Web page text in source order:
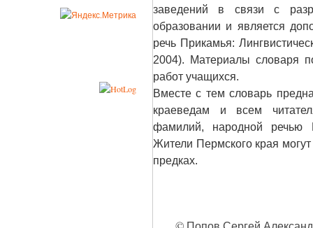
заведений в связи с
образовании и является
речь Прикамья:
2004). Материалы словаря
работ учащихся.
Вместе с тем словарь
краеведам и всем
фамилий, народной речью
Жители Пермского края
предках.